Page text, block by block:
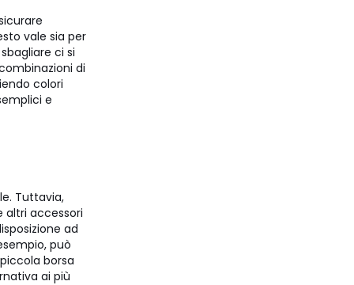
vale sia per
ci si
di
colori
e
Tuttavia,
altri accessori
ad
può
borsa
ai più